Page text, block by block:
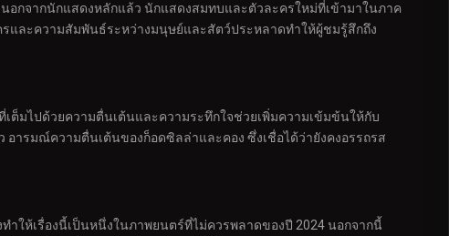
อกจากนักแสดงหลักแล้ว นักแสดงสมทบและตัวละครใหม่ที่เข้ามาในภาค
และความสัมพันธ์ระหว่างมนุษย์และสัตว์ประหลาดทำให้ผู้ชมรู้สึกถึง
เต็มไปด้วยความตื่นเต้นและความระทึกใจช่วยเพิ่มความเข้มข้นให้กับ
อารมณ์ความตื่นเต้นของก็อดซิลล่าและคอง ซึ่งเชื่อได้ว่ายังคงอรรถรส
ำให้เรื่องนี้เป็นหนึ่งในภาพยนตร์ที่ไม่ควรพลาดของปี 2024 นอกจากนี้